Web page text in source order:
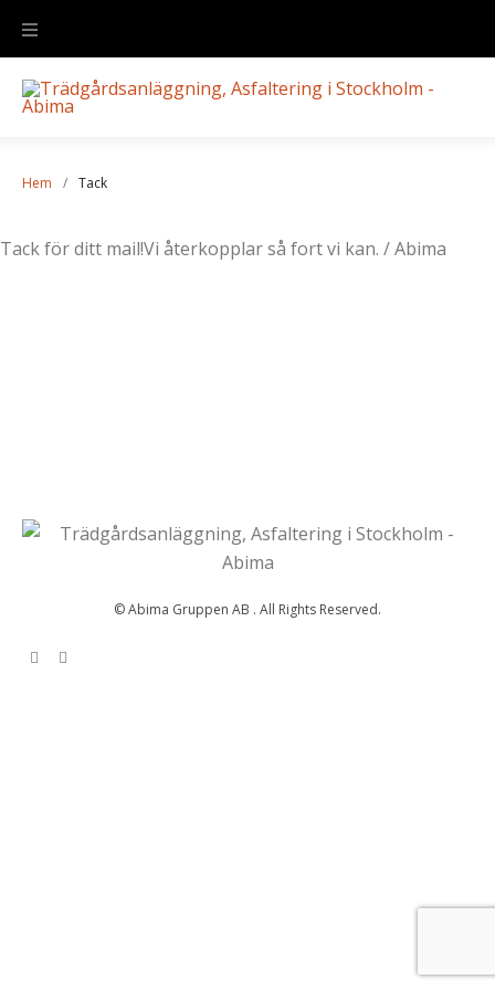
Hem / Tack
Tack för ditt mail!Vi återkopplar så fort vi kan. / Abima
© Abima Gruppen AB . All Rights Reserved.